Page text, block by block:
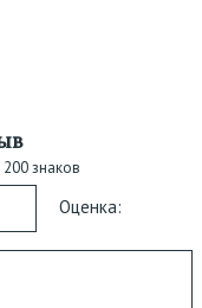
знаков
Оценка: